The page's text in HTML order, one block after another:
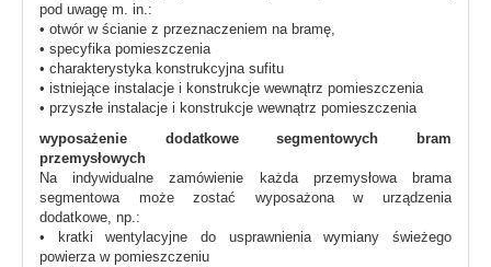
pod uwagę m. in.:
• otwór w ścianie z przeznaczeniem na bramę,
• specyfika pomieszczenia
• charakterystyka konstrukcyjna sufitu
• istniejące instalacje i konstrukcje wewnątrz pomieszczenia
• przyszłe instalacje i konstrukcje wewnątrz pomieszczenia
wyposażenie dodatkowe segmentowych bram
przemysłowych
Na indywidualne zamówienie każda przemysłowa brama
segmentowa może zostać wyposażona w urządzenia
dodatkowe, np.:
• kratki wentylacyjne do usprawnienia wymiany świeżego
powierza w pomieszczeniu